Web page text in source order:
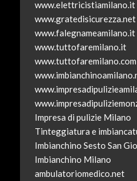
www.elettricistiamilano.it
www.gratedisicurezza.net
www.falegnameamilano.it
www.tuttofaremilano.it
www.tuttofaremilano.com
Impresa di pulizie Milano
Tinteggiatura e
Imbianchino Sesto San
Imbianchino Milano
ambulatoriomedico.net